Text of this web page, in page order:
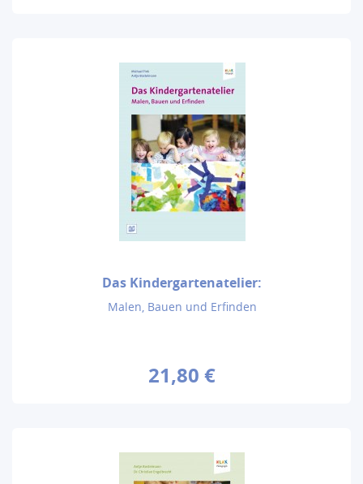
Das Kindergartenatelier:
Malen, Bauen und Erfinden
21,80 €